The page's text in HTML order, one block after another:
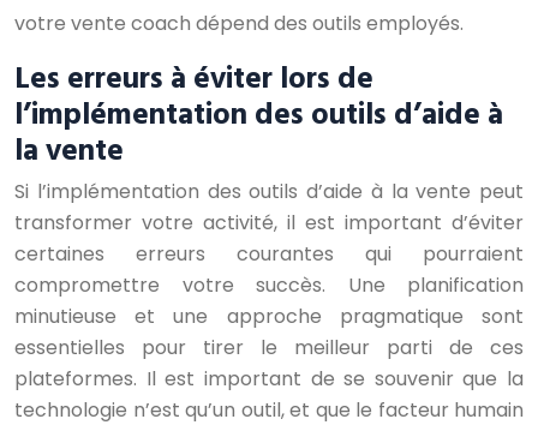
votre vente coach dépend des outils employés.
Les erreurs à éviter lors de
l’implémentation des outils d’aide à
la vente
Si l’implémentation des outils d’aide à la vente peut
transformer votre activité, il est important d’éviter
certaines erreurs courantes qui pourraient
compromettre votre succès. Une planification
minutieuse et une approche pragmatique sont
essentielles pour tirer le meilleur parti de ces
plateformes. Il est important de se souvenir que la
technologie n’est qu’un outil, et que le facteur humain